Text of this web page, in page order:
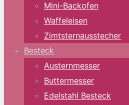
Mini-Backofen
Waffeleisen
Zimtsternausstecher
Besteck
Austernmesser
Buttermesser
Edelstahl Besteck